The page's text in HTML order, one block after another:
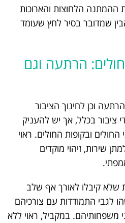
ההמתנה הלחוצות והארוכות
שמדובר בסיר לחץ שעומד
הרתעה וגם
וכן לחינוך הציבור
ציבור בכלל, אך יש להעניק
ובקופות החולים. ראוי
שירות, זיהוי מוקדים
שלא קיבלו לאורך אף שלב
לגבי התמודדות עם צורכיהם
משפחותיהם. במקביל, ראוי ללא